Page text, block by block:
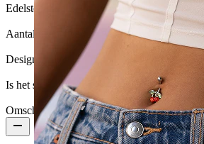
Edelsteen kleur: Transparant
Aantal eenheden: 1
Design:
Is het sieraad gecoat?: Ja, het hele sieraad
Omschrijving